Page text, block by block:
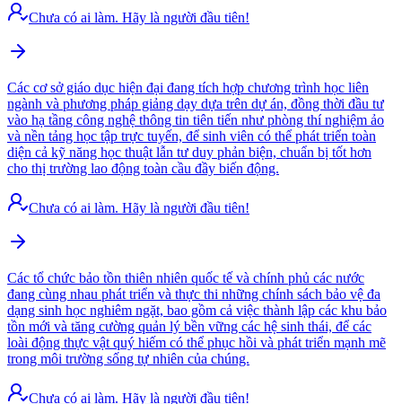
Chưa có ai làm. Hãy là người đầu tiên!
Các cơ sở giáo dục hiện đại đang tích hợp chương trình học liên
ngành và phương pháp giảng dạy dựa trên dự án, đồng thời đầu tư
vào hạ tầng công nghệ thông tin tiên tiến như phòng thí nghiệm ảo
và nền tảng học tập trực tuyến, để sinh viên có thể phát triển toàn
diện cả kỹ năng học thuật lẫn tư duy phản biện, chuẩn bị tốt hơn
cho thị trường lao động toàn cầu đầy biến động.
Chưa có ai làm. Hãy là người đầu tiên!
Các tổ chức bảo tồn thiên nhiên quốc tế và chính phủ các nước
đang cùng nhau phát triển và thực thi những chính sách bảo vệ đa
dạng sinh học nghiêm ngặt, bao gồm cả việc thành lập các khu bảo
tồn mới và tăng cường quản lý bền vững các hệ sinh thái, để các
loài động thực vật quý hiếm có thể phục hồi và phát triển mạnh mẽ
trong môi trường sống tự nhiên của chúng.
Chưa có ai làm. Hãy là người đầu tiên!